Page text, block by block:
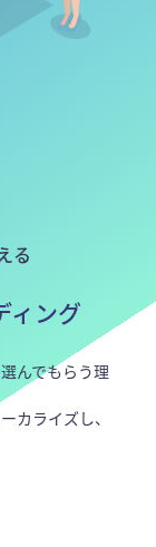
る
ィング
んでもらう理
カライズし、